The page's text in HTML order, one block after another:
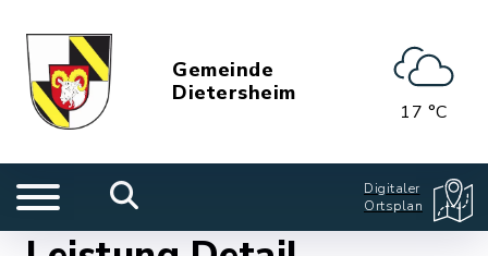
Gemeinde
Dietersheim
17 °C
Digitaler
Ortsplan